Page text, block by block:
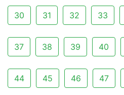
30 31 32 33
37 38 39 40
44 45 46 47